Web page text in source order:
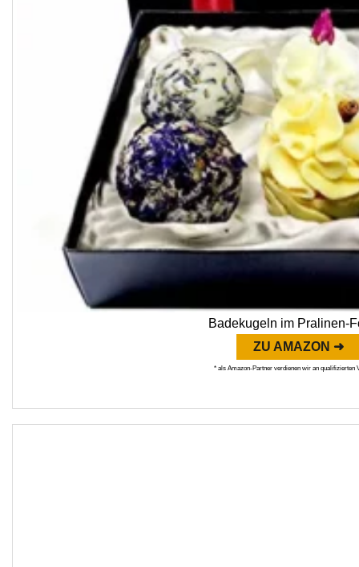
Badekugeln im Pralinen-
ZU AMAZON ➜
* als Amazon-Partner verdienen wir an qualifizierten